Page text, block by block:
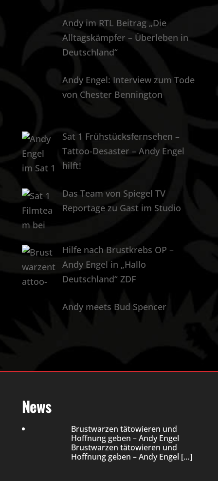
Andy im RTL Beitrag „Die
Alltagskämpfer – Überleben in
Deutschland“
Andy Engel: Interview zum Tode
von Chester Bennington
Sat 1 Frühstücksfernsehen –
Tattoo-Desaster – Andy Engel
hilft!
Das Team von Spiegel TV
Reportage zu Gast im Studio
Hilfe nach Brustkrebs OP –
Andy Engel in „Hallo
Deutschland“ ZDF
Andy meets Bud Spencer
News
Brustwarzen tätowieren und
Hoffnung geben – Andy Engel
Brustwarzen tätowieren und
Hoffnung geben – Andy Engel […]